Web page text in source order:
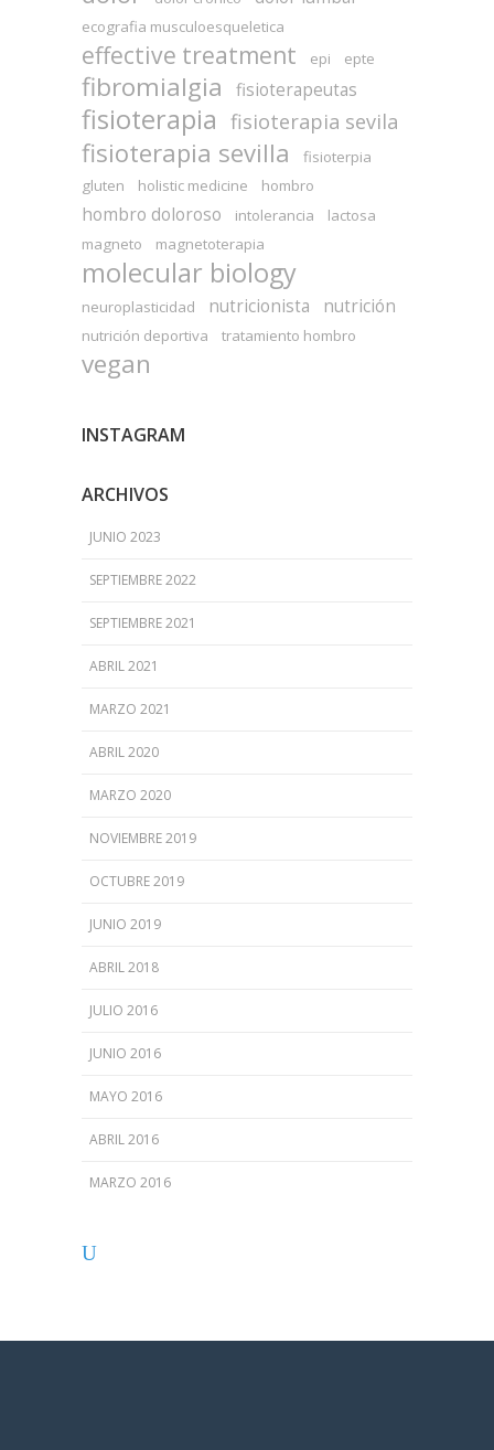
ecografia musculoesqueletica
effective treatment epi epte
fibromialgia fisioterapeutas
fisioterapia fisioterapia sevila
fisioterapia sevilla
fisioterpia
gluten
holistic medicine hombro
hombro doloroso intolerancia
lactosa
magneto
magnetoterapia
molecular biology
neuroplasticidad nutricionista nutrición
nutrición deportiva tratamiento hombro
vegan
INSTAGRAM
ARCHIVOS
JUNIO 2023
SEPTIEMBRE 2022
SEPTIEMBRE 2021
ABRIL 2021
MARZO 2021
ABRIL 2020
MARZO 2020
NOVIEMBRE 2019
OCTUBRE 2019
JUNIO 2019
ABRIL 2018
JULIO 2016
JUNIO 2016
MAYO 2016
ABRIL 2016
MARZO 2016